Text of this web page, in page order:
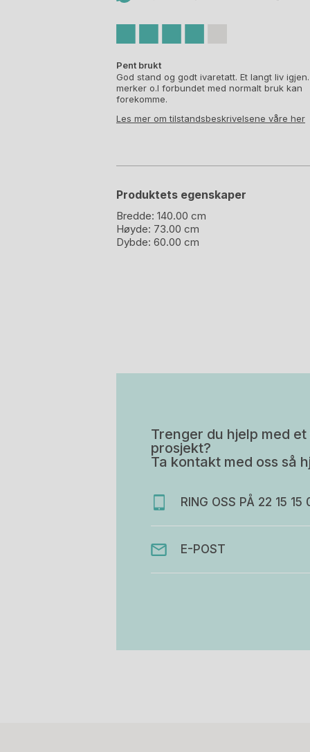
Pent brukt
God stand og godt ivaretatt. Et langt liv
merker o.l forbundet med normalt bruk kan
forekomme.
Les mer om tilstandsbeskrivelsene våre her
Produktets egenskaper
Bredde: 140.00 cm
Høyde: 73.00 cm
Dybde: 60.00 cm
Trenger du hjelp med
prosjekt?
Ta kontakt med oss så
RING OSS PÅ 22 15 15
E-POST